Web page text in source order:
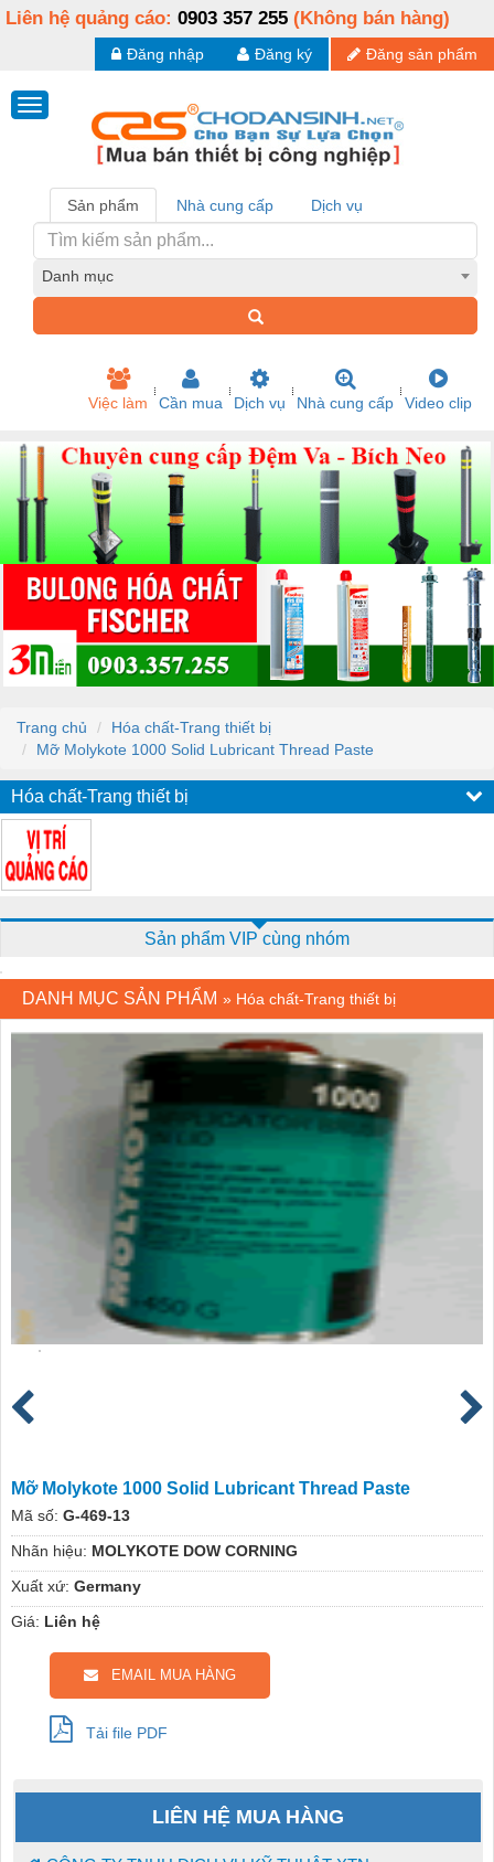
Liên hệ quảng cáo: 0903 357 255 (Không bán hàng)
Đăng sản phẩm
Đăng ký
Đăng nhập
Sản phẩm Nhà cung cấp Dịch vụ
Danh mục
Việc làm Cần mua Dịch vụ Nhà cung cấp Video clip
Trang chủ
Hóa chất-Trang thiết bị
Mỡ Molykote 1000 Solid Lubricant Thread Paste
Hóa chất-Trang thiết bị
Sản phẩm VIP cùng nhóm
DANH MỤC SẢN PHẨM » Hóa chất-Trang thiết bị
Mỡ Molykote 1000 Solid Lubricant Thread Paste
Mã số: G-469-13
Nhãn hiệu: MOLYKOTE DOW CORNING
Xuất xứ: Germany
Giá: Liên hệ
EMAIL MUA HÀNG
Tải file PDF
LIÊN HỆ MUA HÀNG